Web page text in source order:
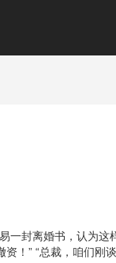
封离婚书，认为这
！” “总裁，咱们